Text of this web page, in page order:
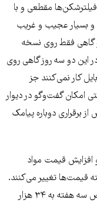
مقطعی و با
و بسیار عجیب و غریب
گاهی فقط روی نسخه
این دو سه روز گاهی روی
کار نمی‌کنند جز
امکان گفت‌وگو در دیوار
برقراری دوباره پیامک
قیمت مواد
قیمت‌ها تغییر می‌کنند.
مثلا قیمت سیگار بهمن از ۲۰ هزار تومان در عرض سه هفته به ۳۴ هزار